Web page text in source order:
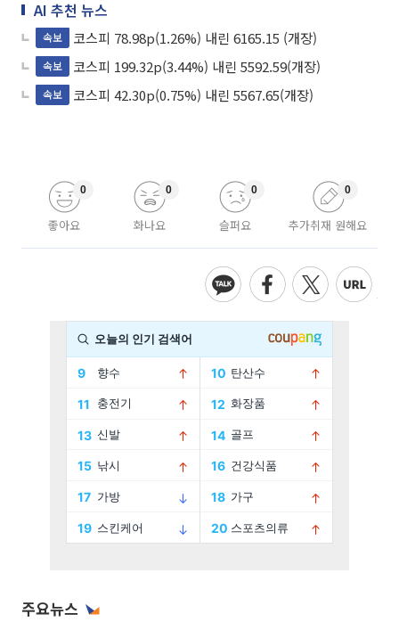
AI 추천 뉴스
속보 코스피 78.98p(1.26%) 내린 6165.15 (개장)
속보 코스피 199.32p(3.44%) 내린 5592.59(개장)
속보 코스피 42.30p(0.75%) 내린 5567.65(개장)
좋아요
0
화나요
0
슬퍼요
0
추가취재 원해요
0
주요뉴스